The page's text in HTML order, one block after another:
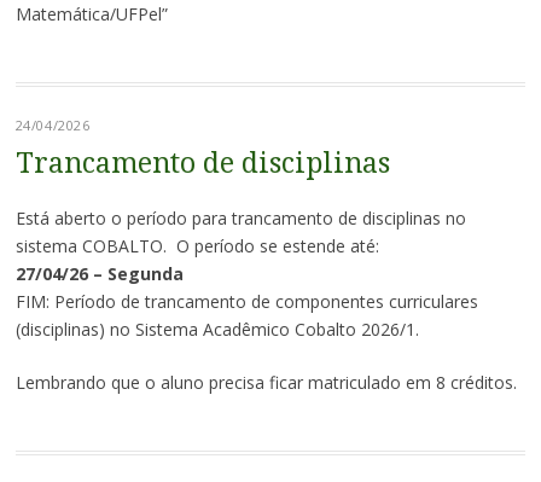
Matemática/UFPel”
24/04/2026
Trancamento de disciplinas
Está aberto o período para trancamento de disciplinas no
sistema COBALTO. O período se estende até:
27/04/26 – Segunda
FIM: Período de trancamento de componentes curriculares
(disciplinas) no Sistema Acadêmico Cobalto 2026/1.
Lembrando que o aluno precisa ficar matriculado em 8 créditos.